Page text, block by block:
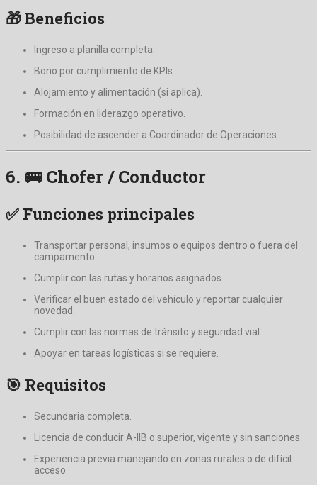
🎁 Beneficios
Ingreso a planilla completa.
Bono por cumplimiento de KPIs.
Alojamiento y alimentación (si aplica).
Formación en liderazgo operativo.
Posibilidad de ascender a Coordinador de Operaciones.
6. 🚌Chofer / Conductor
✅ Funciones principales
Transportar personal, insumos o equipos dentro o fuera del
campamento.
Cumplir con las rutas y horarios asignados.
Verificar el buen estado del vehículo y reportar cualquier
novedad.
Cumplir con las normas de tránsito y seguridad vial.
Apoyar en tareas logísticas si se requiere.
🎯 Requisitos
Secundaria completa.
Licencia de conducir A-IIB o superior, vigente y sin sanciones.
Experiencia previa manejando en zonas rurales o de difícil
acceso.